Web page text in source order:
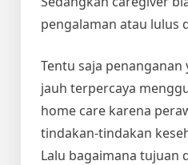
pengalaman atau lulus
Tentu saja
jauh terpercaya
home care karena
tindakan-tindakan
Lalu bagaimana tujuan